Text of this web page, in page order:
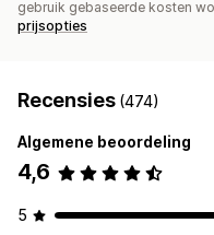
gebruik gebaseerde kosten
prijsopties
Recensies (474)
Algemene beoordeling
4,6
5